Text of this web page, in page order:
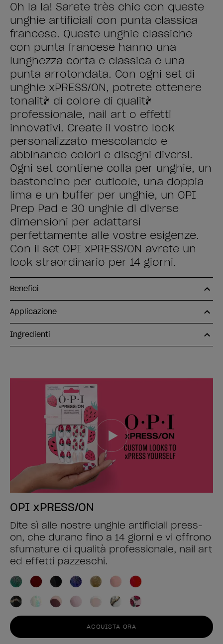
Oh la la! Sarete très chic con queste
unghie artificiali con punta classica
francese. Queste unghie classiche
con punta francese hanno una
lunghezza corta e classica e una
punta arrotondata. Con ogni set di
unghie xPRESS/ON, potrete ottenere
tonalità di colore di qualità
professionale, nail art o effetti
innovativi. Create il vostro look
personalizzato mescolando e
abbinando colori e disegni diversi.
Ogni set contiene colla per unghie, un
bastoncino per cuticole, una doppia
lima e un buffer per unghie, un OPI
Prep Pad e 30 unghie di diverse
dimensioni per adattarsi
perfettamente alle vostre esigenze.
Con il set OPI xPRESS/ON avrete un
look straordinario per 14 giorni.
Benefici
Applicazione
Ingredienti
OPI xPRESS/ON
Dite sì alle nostre unghie artificiali press-
on, che durano fino a 14 giorni e vi offrono
sfumature di qualità professionale, nail art
ed effetti pazzeschi.
ACQUISTA ORA